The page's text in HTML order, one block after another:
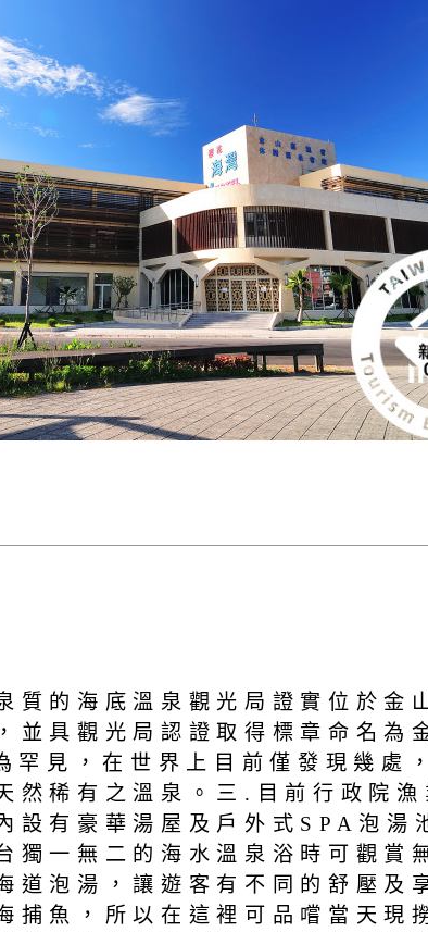
質的海底溫泉觀光局證實位於金
並具觀光局認證取得標章命名為
見，在世界上目前僅發現幾處
然稀有之溫泉。三.目前行政院
設有豪華湯屋及戶外式SPA泡湯
獨一無二的海水溫泉浴時可觀賞
道泡湯，讓遊客有不同的舒壓及
捕魚，所以在這裡可品嚐當天現